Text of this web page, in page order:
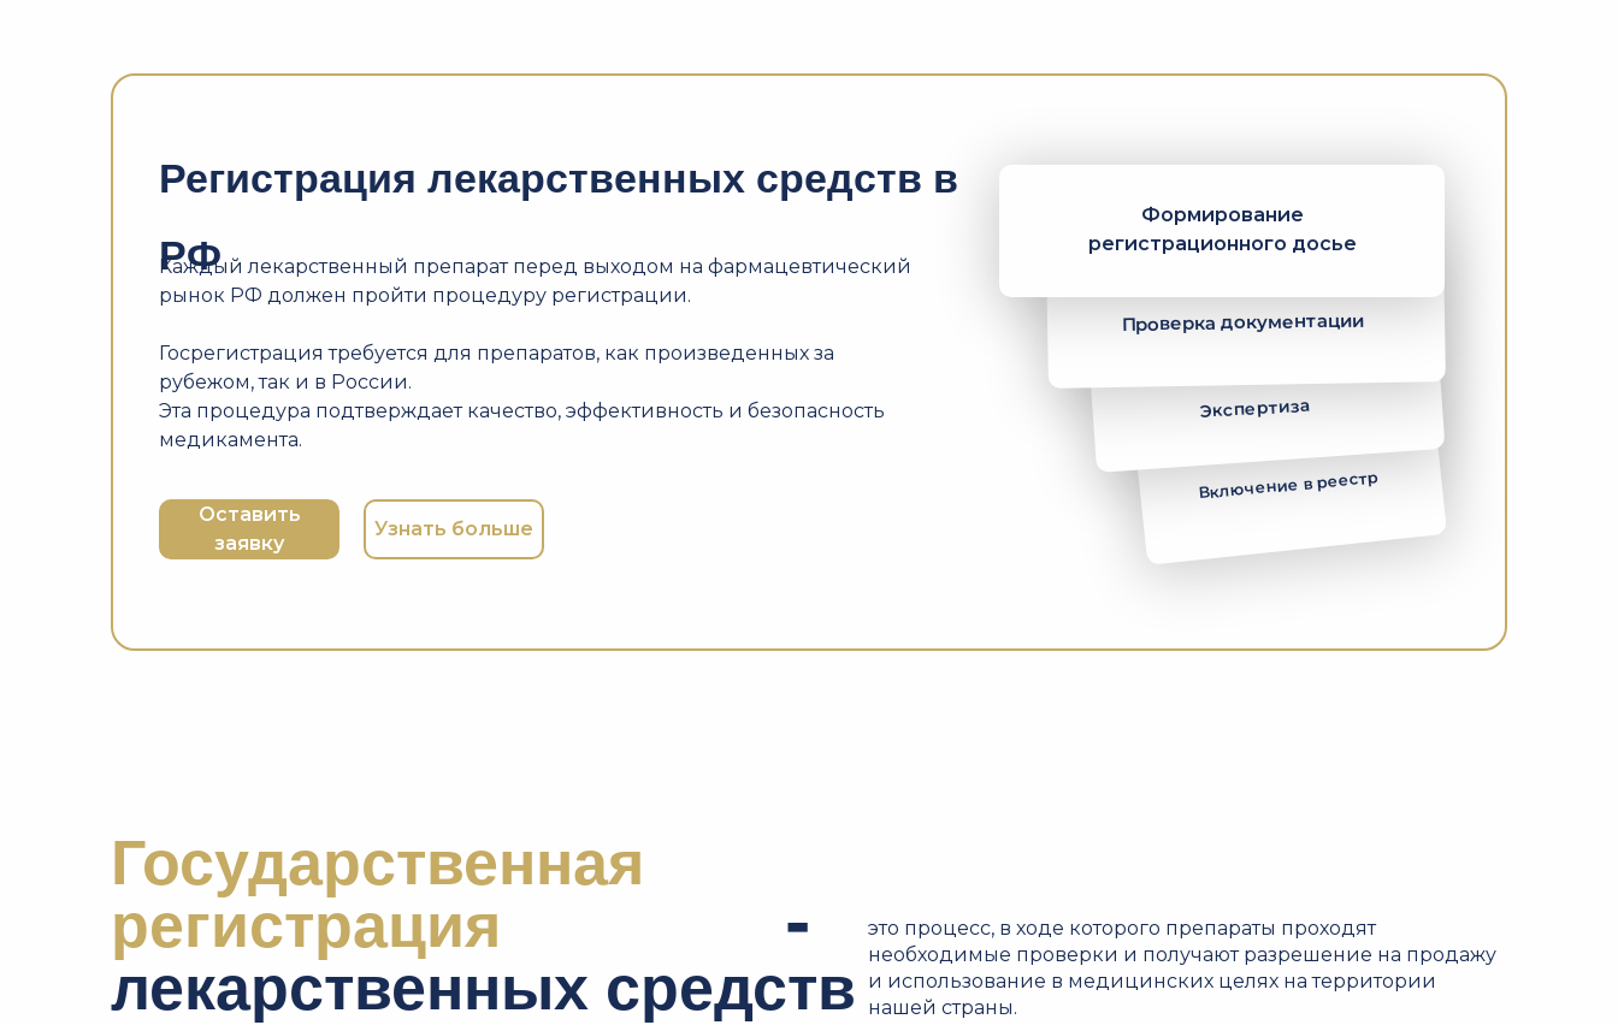
Оставить
заявку
Каждый лекарственный препарат перед выходом на фармацевтический
рынок РФ должен пройти процедуру регистрации.
Госрегистрация требуется для препаратов, как произведенных за
рубежом, так и в России.
Эта процедура подтверждает качество, эффективность и безопасность
медикамента.
Регистрация лекарственных средств в
РФ
Узнать больше
Формирование
регистрационного досье
Проверка документации
Экспертиза
Включение в реестр
Государственная
регистрация
лекарственных средств
это процесс, в ходе которого препараты проходят
необходимые проверки и получают разрешение на продажу
и использование в медицинских целях на территории
нашей страны.
-